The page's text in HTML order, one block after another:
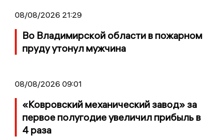
08/08/2026 21:29
Во Владимирской области в пожарном
пруду утонул мужчина
08/08/2026 09:01
«Ковровский механический завод» за
первое полугодие увеличил прибыль в
4 раза